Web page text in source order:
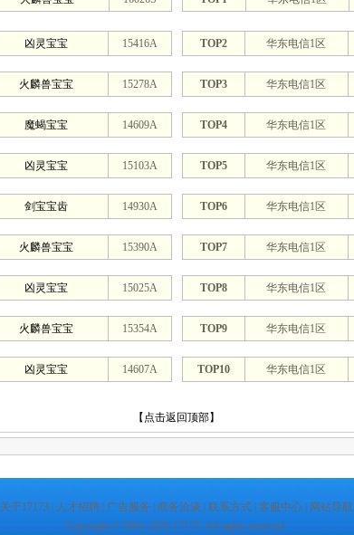
凶灵宝宝 15416A TOP2 华东电信1区
火麟兽宝宝 15278A TOP3 华东电信1区
魔蝎宝宝 14609A TOP4 华东电信1区
凶灵宝宝 15103A TOP5 华东电信1区
剑宝宝齿 14930A TOP6 华东电信1区
火麟兽宝宝 15390A TOP7 华东电信1区
凶灵宝宝 15025A TOP8 华东电信1区
火麟兽宝宝 15354A TOP9 华东电信1区
凶灵宝宝 14607A TOP10 华东电信1区
【点击返回顶部】
关于17173 人才招聘 广告服务 商务洽谈 联系方式 客服中心
网站导航
Copyright © 2001-2026 17173. All rights reserved.